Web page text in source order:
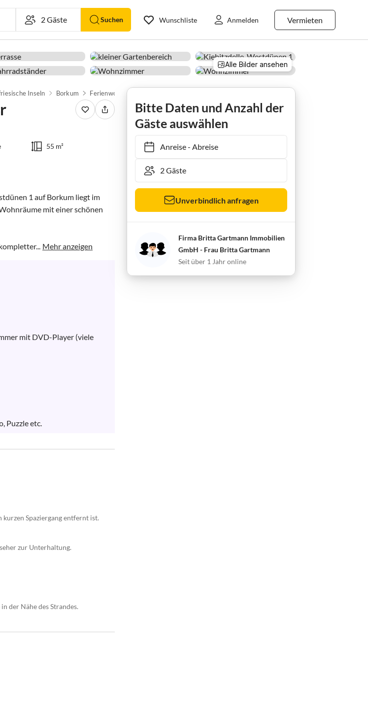
Suchen Vermieten
Wunschliste Anmelden
Alle Bilder ansehen
Inseln Borkum Ferienwohnung BorkumSommer
55 m²
1 auf Borkum liegt im
mit einer schönen
Mehr anzeigen
mit DVD-Player (viele
Puzzle etc.
Spaziergang entfernt ist.
zur Unterhaltung.
der Nähe des Strandes.
Bitte Daten und Anzahl der
Gäste auswählen
Anreise- Abreise
Unverbindlich anfragen
Firma Britta Gartmann Immobilien
GmbH - Frau Britta Gartmann
Seit über 1 Jahr online